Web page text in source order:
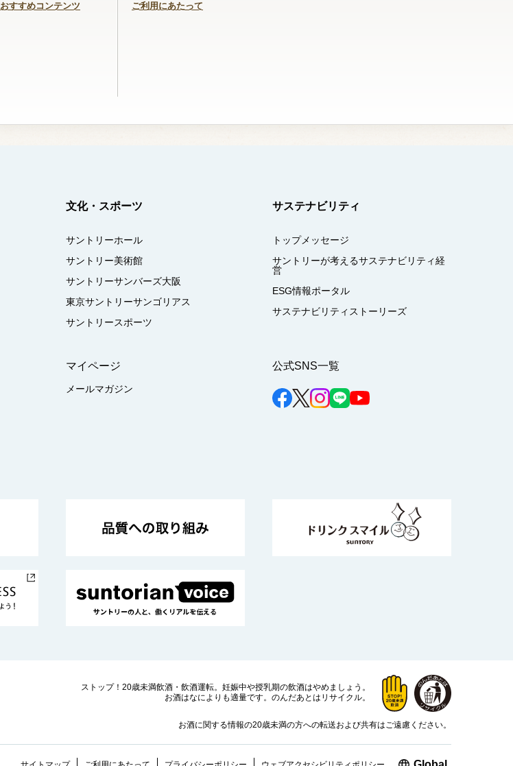
おすすめコンテンツ ご利用にあたって
文化・スポーツ
サントリーホール
サントリー美術館
サントリーサンバーズ大阪
東京サントリーサンゴリアス
サントリースポーツ
サステナビリティ
トップメッセージ
サントリーが考えるサステナビリティ経
営
ESG情報ポータル
サステナビリティストーリーズ
マイページ
メールマガジン
公式SNS一覧
ストップ！20歳未満飲酒・飲酒運転。 妊娠中や授乳期の飲酒はやめましょう。
お酒はなによりも適量です。 のんだあとはリサイクル。
お酒に関する情報の20歳未満の方への転送および共有はご遠慮ください。
新しいウィ